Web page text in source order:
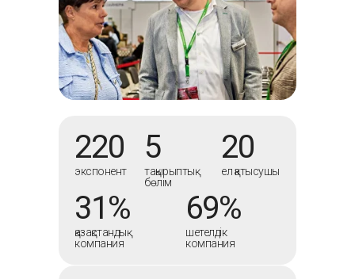
20
ел қатысушы
экспонент
220 5
тақырыптық
бөлім
31%
қазақстандық
компания
69%
шетелдік
компания